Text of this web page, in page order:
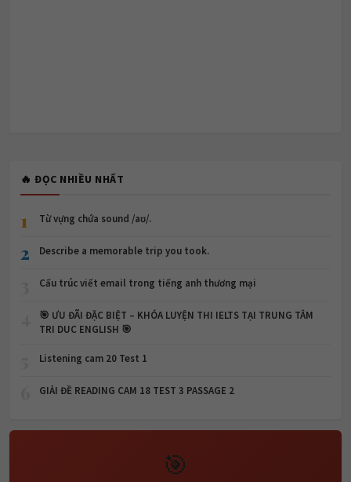
🔥 ĐỌC NHIỀU NHẤT
1 Từ vựng chứa sound /aʊ/.
2 Describe a memorable trip you took.
Cấu trúc viết email trong tiếng anh thương mại
🎯 ƯU ĐÃI ĐẶC BIỆT – KHÓA LUYỆN THI IELTS TẠI TRUNG TÂM
TRI DUC ENGLISH 🎯
Listening cam 20 Test 1
GIẢI ĐỀ READING CAM 18 TEST 3 PASSAGE 2
🎯